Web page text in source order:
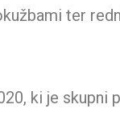
ter
ki je skupni